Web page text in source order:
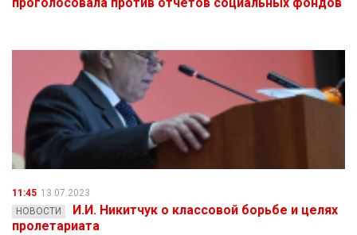
11:45 13.07.2023
НОВОСТИ
И.И. Никитчук о классовой борьбе и целях
пролетариата